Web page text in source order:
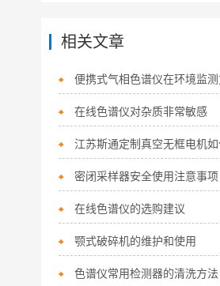
相关文章
在线色谱仪对杂质非常敏感
密闭采样器安全使用注意事项
在线色谱仪的选购建议
颚式破碎机的维护和使用
色谱仪常用检测器的清洗方法